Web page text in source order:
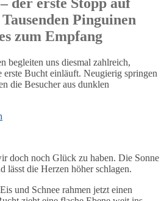
der erste Stopp auf
Pinguinen
zum Empfang
begleiten uns diesmal zahlreich,
erste Bucht einläuft. Neugierig springen
die Besucher aus dunklen
doch noch Glück zu haben. Die Sonne
lässt die Herzen höher schlagen.
und Schnee rahmen jetzt einen